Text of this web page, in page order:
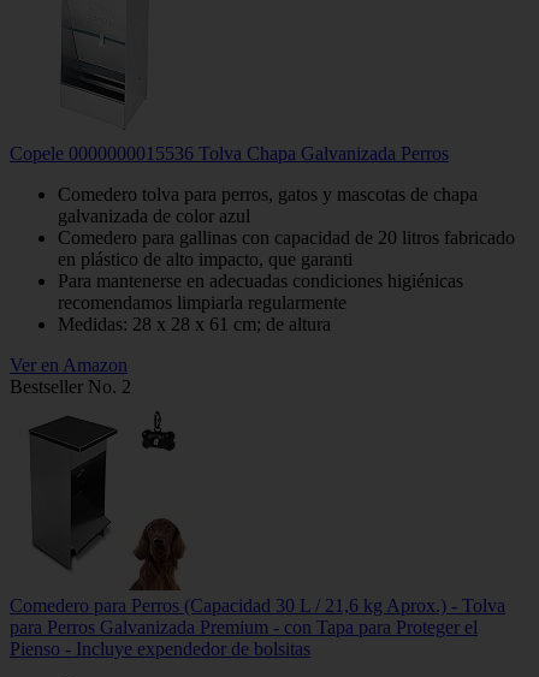
Copele 0000000015536 Tolva Chapa Galvanizada Perros
Comedero tolva para perros, gatos y mascotas de chapa
galvanizada de color azul
Comedero para gallinas con capacidad de 20 litros fabricado
en plástico de alto impacto, que garanti
Para mantenerse en adecuadas condiciones higiénicas
recomendamos limpiarla regularmente
Medidas: 28 x 28 x 61 cm; de altura
Ver en Amazon
Bestseller No. 2
Comedero para Perros (Capacidad 30 L / 21,6 kg Aprox.) - Tolva
para Perros Galvanizada Premium - con Tapa para Proteger el
Pienso - Incluye expendedor de bolsitas